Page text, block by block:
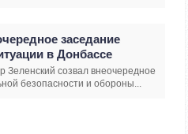
заседание
в Донбассе
созвал внеочередное
безопасности и обороны...